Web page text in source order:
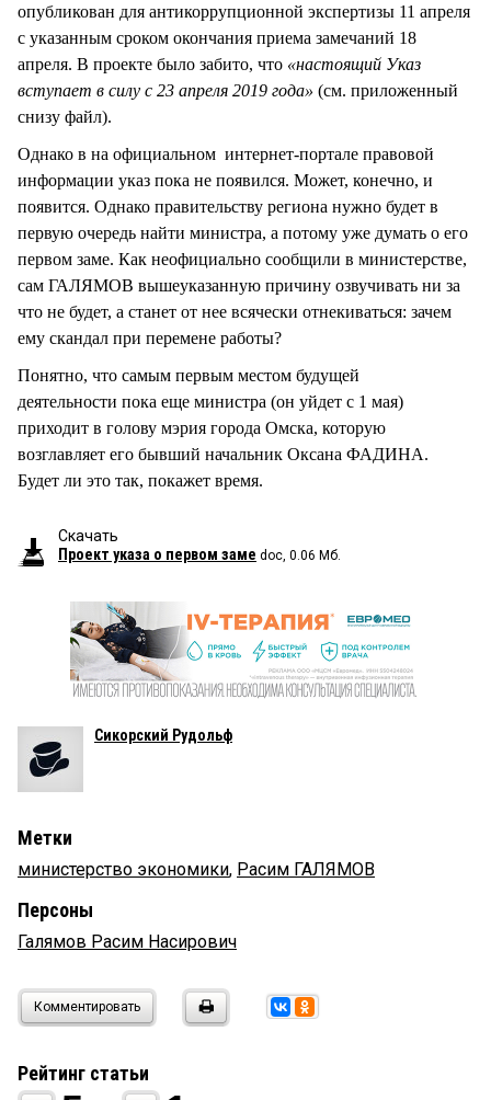
опубликован для антикоррупционной экспертизы 11 апреля
с указанным сроком окончания приема замечаний 18
апреля. В проекте было забито, что «настоящий Указ
вступает в силу с 23 апреля 2019 года» (см. приложенный
снизу файл).
Однако в на официальном интернет-портале правовой
информации указ пока не появился. Может, конечно, и
появится. Однако правительству региона нужно будет в
первую очередь найти министра, а потому уже думать о его
первом заме. Как неофициально сообщили в министерстве,
сам ГАЛЯМОВ вышеуказанную причину озвучивать ни за
что не будет, а станет от нее всячески отнекиваться: зачем
ему скандал при перемене работы?
Понятно, что самым первым местом будущей
деятельности пока еще министра (он уйдет с 1 мая)
приходит в голову мэрия города Омска, которую
возглавляет его бывший начальник Оксана ФАДИНА.
Будет ли это так, покажет время.
Скачать
Проект указа о первом заме doc, 0.06 Мб.
Сикорский Рудольф
Метки
министерство экономики, Расим ГАЛЯМОВ
Персоны
Галямов Расим Насирович
Комментировать
Рейтинг статьи